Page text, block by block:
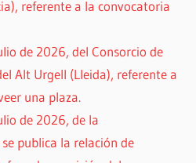
referente a la convocatoria
de 2026, del Consorcio de
Alt Urgell (Lleida), referente a
una plaza.
de 2026, de la
publica la relación de